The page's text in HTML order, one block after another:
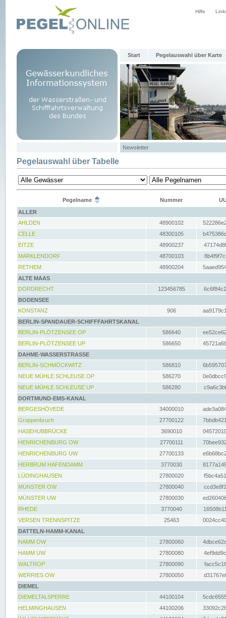
Hilfe
Start Pegelauswahl über Karte
Newsletter
Pegelauswahl über Tabelle
Pegelname Nummer
ALLER
AHLDEN
48900102
CELLE
48300105
EITZE
48900237
MARKLENDORF
48700103
RETHEM
48900204
ALTE MAAS
DORDRECHT
123456785
BODENSEE
KONSTANZ
906
BERLIN-SPANDAUER-SCHIFFFAHRTSKANAL
BERLIN-PLÖTZENSEE OP
586640
BERLIN-PLÖTZENSEE UP
586650
DAHME-WASSERSTRASSE
BERLIN-SCHMÖCKWITZ
586810
NEUE MÜHLE SCHLEUSE OP
586270
NEUE MÜHLE SCHLEUSE UP
586280
DORTMUND-EMS-KANAL
BERGESHÖVEDE
34000010
Groppenbruch
27700122
HASEHUBBRÜCKE
3690010
HENRICHENBURG OW
27700111
HENRICHENBURG UW
27700133
HERBRUM HAFENDAMM
3770030
LÜDINGHAUSEN
27800020
MÜNSTER OW
27800040
MÜNSTER UW
27800030
RHEDE
3770040
VERSEN TRENNSPITZE
25463
DATTELN-HAMM-KANAL
HAMM OW
27800060
HAMM UW
27800080
WALTROP
27800090
WERRIES OW
27800050
DIEMEL
DIEMELTALSPERRE
44100104
HELMINGHAUSEN
44100206